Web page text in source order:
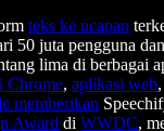
teks ke ucapan
50 juta pengguna
lima di berbagai
Chrome, aplikasi web
memberikan
Award di WWDC,